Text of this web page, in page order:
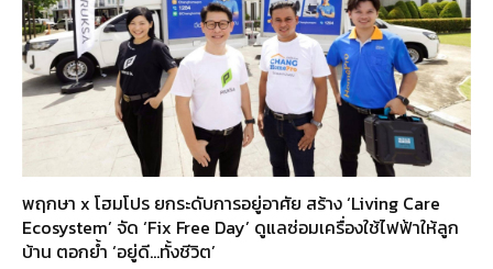
พฤกษา x โฮมโปร ยกระดับการอยู่อาศัย สร้าง ‘Living Care
Ecosystem’ จัด ‘Fix Free Day’ ดูแลซ่อมเครื่องใช้ไฟฟ้าให้ลูก
บ้าน ตอกย้ำ ‘อยู่ดี…ทั้งชีวิต’